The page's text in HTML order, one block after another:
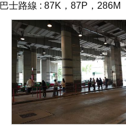
巴士路線 : 87K，87P，286M